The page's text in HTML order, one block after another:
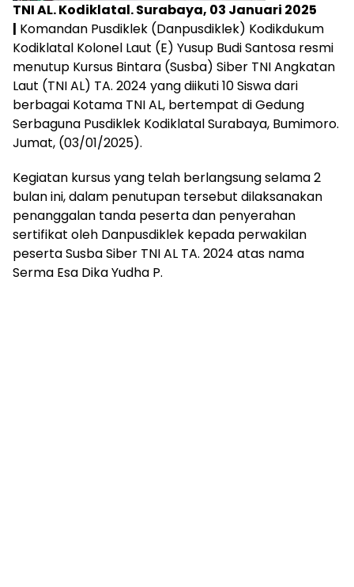
TNI AL. Kodiklatal. Surabaya, 03 Januari 2025
| Komandan Pusdiklek (Danpusdiklek) Kodikdukum
Kodiklatal Kolonel Laut (E) Yusup Budi Santosa resmi
menutup Kursus Bintara (Susba) Siber TNI Angkatan
Laut (TNI AL) TA. 2024 yang diikuti 10 Siswa dari
berbagai Kotama TNI AL, bertempat di Gedung
Serbaguna Pusdiklek Kodiklatal Surabaya, Bumimoro.
Jumat, (03/01/2025).
Kegiatan kursus yang telah berlangsung selama 2
bulan ini, dalam penutupan tersebut dilaksanakan
penanggalan tanda peserta dan penyerahan
sertifikat oleh Danpusdiklek kepada perwakilan
peserta Susba Siber TNI AL TA. 2024 atas nama
Serma Esa Dika Yudha P.